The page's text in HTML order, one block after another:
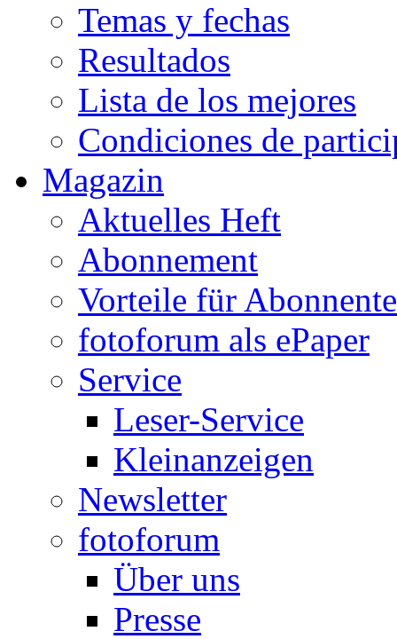
Temas y fechas
Resultados
Lista de los mejores
Condiciones de
Magazin
Aktuelles Heft
Abonnement
Vorteile für
fotoforum als ePaper
Service
Leser-Service
Kleinanzeigen
Newsletter
fotoforum
Über uns
Presse